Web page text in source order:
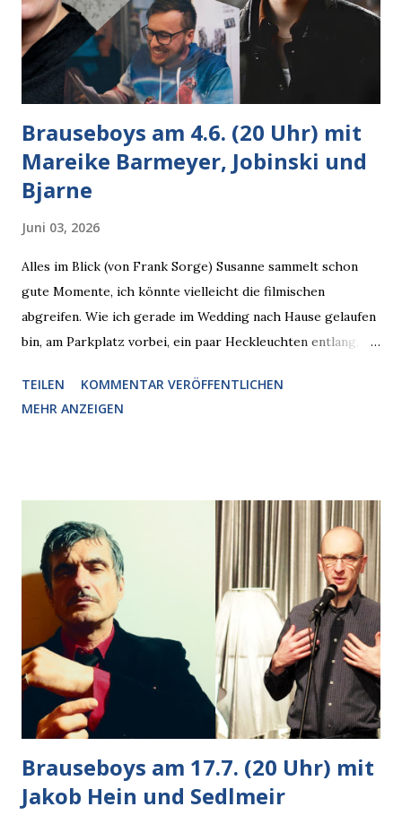
Brauseboys am 4.6. (20 Uhr) mit
Mareike Barmeyer, Jobinski und
Bjarne
Juni 03, 2026
Alles im Blick (von Frank Sorge) Susanne sammelt schon
gute Momente, ich könnte vielleicht die filmischen
abgreifen. Wie ich gerade im Wedding nach Hause gelaufen
bin, am Parkplatz vorbei, ein paar Heckleuchten entlang, als
den Blick kam, mit verlockend frisch leuchtenden
Pizzastücken. Von links pirschte sich eine Krähe an das
Krähe und ihn an, er die Krähe und mich, wir lächelten
gleichzeitig amüsiert. “Vorsicht!”, sagte ich zu ihm, “im
Wedding muss man immer aufpassen!” “Mach ich!”,
bestätigte der freundliche Nachbar, "Hab alles im Blick!”
Wir fixierten die ertappte Krähe, die sich zurückzog.
Heute ging sie leer aus, Abspann, Ende. Die Brauseboys am
Donnerstag, 4.6. (20 Uhr) Mit Mareike Barmeyer , Jobinski
und Bjarne Haus der Sinne (Ystader St...
TEILEN
KOMMENTAR VERÖFFENTLICHEN
MEHR ANZEIGEN
Brauseboys am 17.7. (20 Uhr) mit
Jakob Hein und Sedlmeir